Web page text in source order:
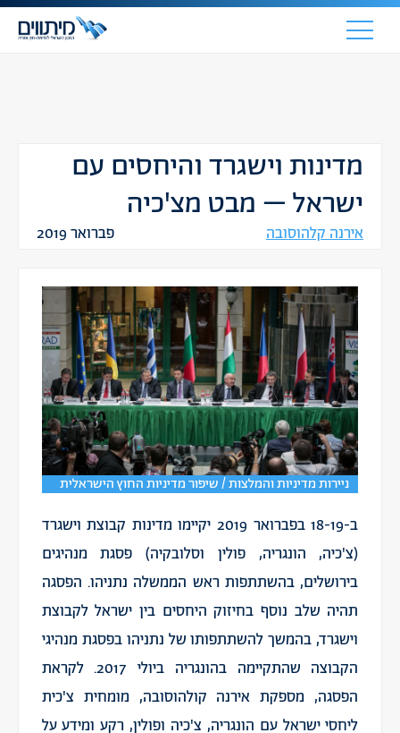
מדינות וישגרד והיחסים עם
ישראל – מבט מצ'כיה
אירנה קלהוסובה פברואר 2019
ניירות מדיניות והמלצות / שיפור מדיניות החוץ הישראלית
ב-18-19 בפברואר 2019 יקיימו מדינות קבוצת וישגרד
(צ'כיה, הונגריה, פולין וסלובקיה) פסגת מנהיגים
בירושלים, בהשתתפות ראש הממשלה נתניהו. הפסגה
תהיה שלב נוסף בחיזוק היחסים בין ישראל לקבוצת
וישגרד, בהמשך להשתתפותו של נתניהו בפסגת מנהיגי
הקבוצה שהתקיימה בהונגריה ביולי 2017. לקראת
הפסגה, מספקת אירנה קולהוסובה, מומחית צ'כית
ליחסי ישראל עם הונגריה, צ'כיה ופולין, רקע ומידע על